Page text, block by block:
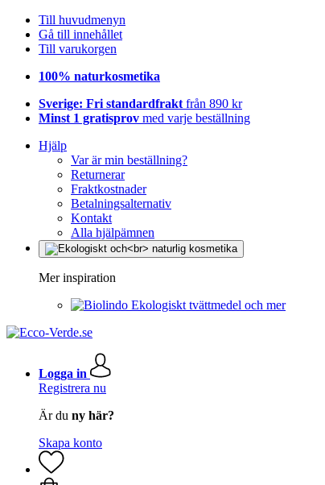
Till huvudmenyn
Gå till innehållet
Till varukorgen
100% naturkosmetika
Sverige: Fri standardfrakt från 890 kr
Minst 1 gratisprov med varje beställning
Hjälp
Var är min beställning?
Returnerar
Fraktkostnader
Betalningsalternativ
Kontakt
Alla hjälpämnen
Mer inspiration
Ekologiskt tvättmedel och mer
Logga in
Registrera nu
Är du ny här?
Skapa konto